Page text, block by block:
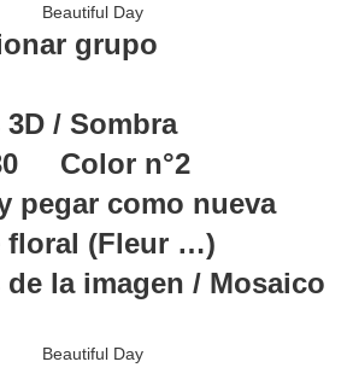
grupo
/ Sombra
Color n°2
pegar como nueva
floral (Fleur …)
de la imagen / Mosaico